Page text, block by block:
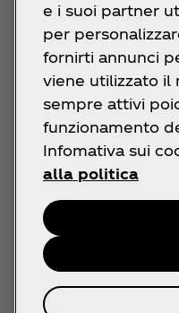
e i suoi partner
per
fornirti annunci
viene utilizzato il
sempre attivi
funzionamento
Infomativa sui
alla politica